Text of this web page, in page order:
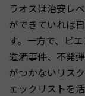
ラオスは治安レ
ができていれば
す。一方で、ビ
造酒事件、不発
がつかないリス
ェックリストを